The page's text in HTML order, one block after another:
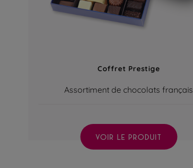
Coffret Prestige
Assortiment de chocolats français
VOIR LE PRODUIT